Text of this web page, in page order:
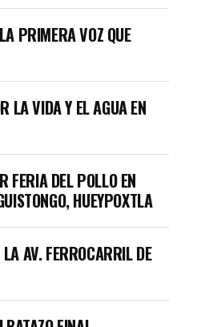
PRIMERA VOZ QUE
LA VIDA Y EL AGUA EN
FERIA DEL POLLO EN
HUEYPOXTLA
LA AV. FERROCARRIL DE